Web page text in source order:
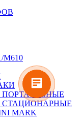
СТАЦИОНАРНЫЕ
MARK